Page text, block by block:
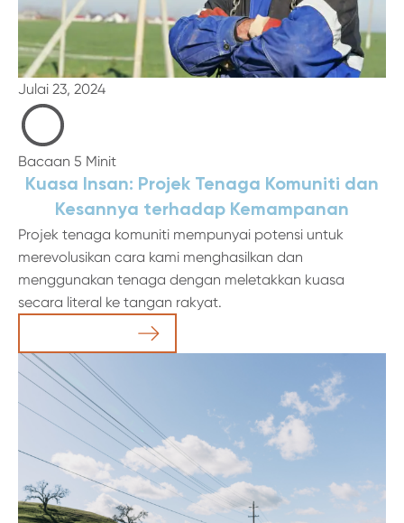
Julai 23, 2024
Bacaan 5 Minit
Kuasa Insan: Projek Tenaga Komuniti dan
Kesannya terhadap Kemampanan
Projek tenaga komuniti mempunyai potensi untuk
merevolusikan cara kami menghasilkan dan
menggunakan tenaga dengan meletakkan kuasa
secara literal ke tangan rakyat.